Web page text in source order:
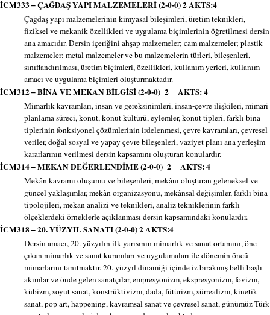
İCM333 – ÇAĞDAŞ YAPI MALZEMELERİ (2-0-0) 2 AKTS:4
Çağdaş yapı malzemelerinin kimyasal bileşimleri, üretim teknikleri,
fiziksel ve mekanik özellikleri ve uygulama biçimlerinin öğretilmesi dersin
ana amacıdır. Dersin içeriğini ahşap malzemeler; cam malzemeler; plastik
malzemeler; metal malzemeler ve bu malzemelerin türleri, bileşenleri,
sınıflandırılması, üretim biçimleri, özellikleri, kullanım yerleri, kullanım
amacı ve uygulama biçimleri oluşturmaktadır.
İCM312 – BİNA VE MEKAN BİLGİSİ (2-0-0) 2 AKTS: 4
Mimarlık kavramları, insan ve gereksinimleri, insan-çevre ilişkileri, mimari
planlama süreci, konut, konut kültürü, eylemler, konut tipleri, farklı bina
tiplerinin fonksiyonel çözümlerinin irdelenmesi, çevre kavramları, çevresel
veriler, doğal sosyal ve yapay çevre bileşenleri, vaziyet planı ana yerleşim
kararlarının verilmesi dersin kapsamını oluşturan konulardır.
İCM314 – MEKAN DEĞERLENDİME (2-0-0) 2 AKTS: 4
Mekân kavramı oluşumu ve bileşenleri, mekânı oluşturan geleneksel ve
güncel yaklaşımlar, mekân organizasyonu, mekânsal değişimler, farklı bina
tipolojileri, mekan analizi ve teknikleri, analiz tekniklerinin farklı
ölçeklerdeki örneklerle açıklanması dersin kapsamındaki konulardır.
İCM318 – 20. YÜZYIL SANATI (2-0-0) 2 AKTS:4
Dersin amacı, 20. yüzyılın ilk yarısının mimarlık ve sanat ortamını, öne
çıkan mimarlık ve sanat kuramları ve uygulamaları ile dönemin öncü
mimarlarını tanıtmaktır. 20. yüzyıl dinamiği içinde iz bırakmış belli başlı
akımlar ve önde gelen sanatçılar, empresyonizm, ekspresyonizm, fovizm,
kübizm, soyut sanat, konstrüktivizm, dada, fütürizm, sürrealizm, kinetik
sanat, pop art, happening, kavramsal sanat ve çevresel sanat, günümüz Türk